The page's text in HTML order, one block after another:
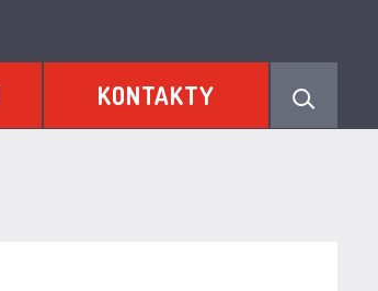
KONTAKTY